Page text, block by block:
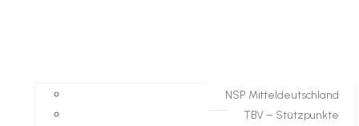
NSP Mitteldeutschland
TBV – Stützpunkte